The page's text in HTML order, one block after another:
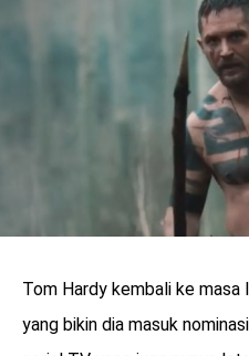
Tom Hardy kembali ke masa
yang bikin dia masuk